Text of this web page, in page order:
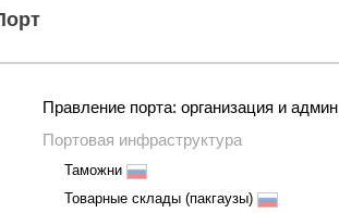
Правление порта: организация и
Портовая инфраструктура
Таможни
Товарные склады (пакгаузы)